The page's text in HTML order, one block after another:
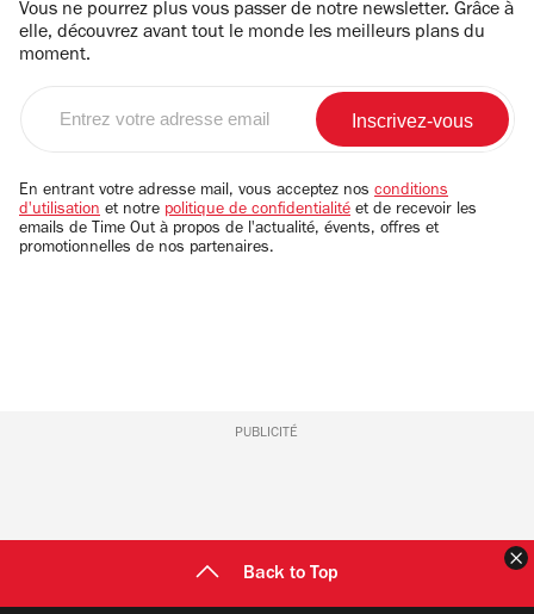
Vous ne pourrez plus vous passer de notre newsletter. Grâce à
elle, découvrez avant tout le monde les meilleurs plans du
moment.
email
En entrant votre adresse mail, vous acceptez nos conditions
d'utilisation et notre politique de confidentialité et de recevoir les
emails de Time Out à propos de l'actualité, évents, offres et
promotionnelles de nos partenaires.
PUBLICITÉ
Back to Top